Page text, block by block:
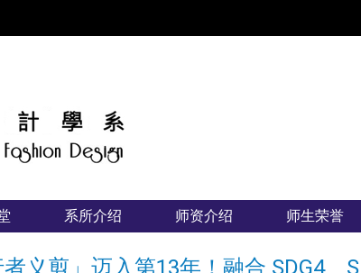
系所介绍 师资介绍 师生荣誉
义剪」迈入第13年！融合 SDG4、